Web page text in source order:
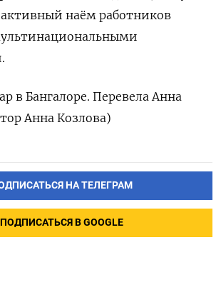
активный наём работников
в Бангалоре. Перевела Анна
Анна Козлова)
НА ТЕЛЕГРАМ
ПОДПИСАТЬСЯ В GOOGLE